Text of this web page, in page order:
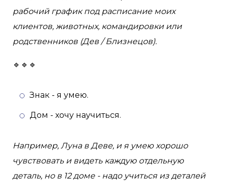
рабочий график под расписание моих
клиентов, животных, командировки или
родственников (Дев / Близнецов).
🔹🔹🔹
Знак - я умею.
Дом - хочу научиться.
Например, Луна в Деве, и я умею хорошо
чувствовать и видеть каждую отдельную
деталь, но в 12 доме - надо учиться из деталей